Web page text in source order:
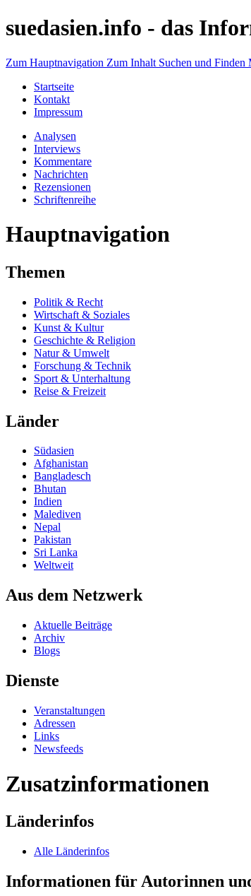
suedasien.info - das
Zum Hauptnavigation Zum Inhalt Suchen und Finden
Startseite
Kontakt
Impressum
Analysen
Interviews
Kommentare
Nachrichten
Rezensionen
Schriftenreihe
Hauptnavigation
Themen
Politik & Recht
Wirtschaft & Soziales
Kunst & Kultur
Geschichte & Religion
Natur & Umwelt
Forschung & Technik
Sport & Unterhaltung
Reise & Freizeit
Länder
Südasien
Afghanistan
Bangladesch
Bhutan
Indien
Malediven
Nepal
Pakistan
Sri Lanka
Weltweit
Aus dem Netzwerk
Aktuelle Beiträge
Archiv
Blogs
Dienste
Veranstaltungen
Adressen
Links
Newsfeeds
Zusatzinformationen
Länderinfos
Alle Länderinfos
Informationen für Autorinnen